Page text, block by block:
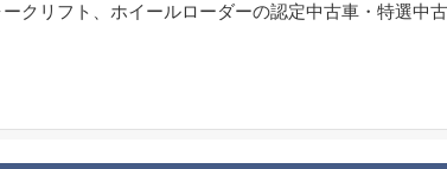
クリフト、ホイールローダーの認定中古車・特選中